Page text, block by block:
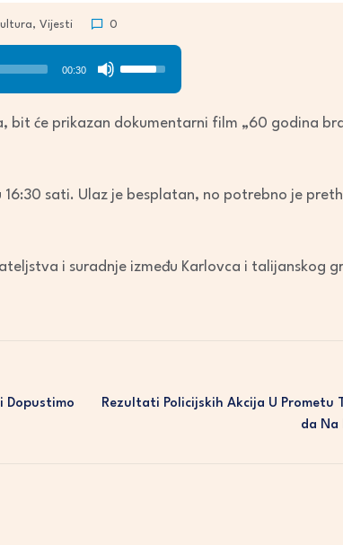
, Vijesti 0
00:30
Use
Up/Down
increase
volume.
bit će prikazan dokumentarni film „60 godina
sati. Ulaz je besplatan, no potrebno je
i suradnje između Karlovca i talijanskog
Dopustimo
Rezultati Policijskih Akcija U Prometu
Da Na